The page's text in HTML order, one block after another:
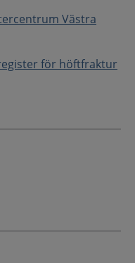
Västra
för höftfraktur